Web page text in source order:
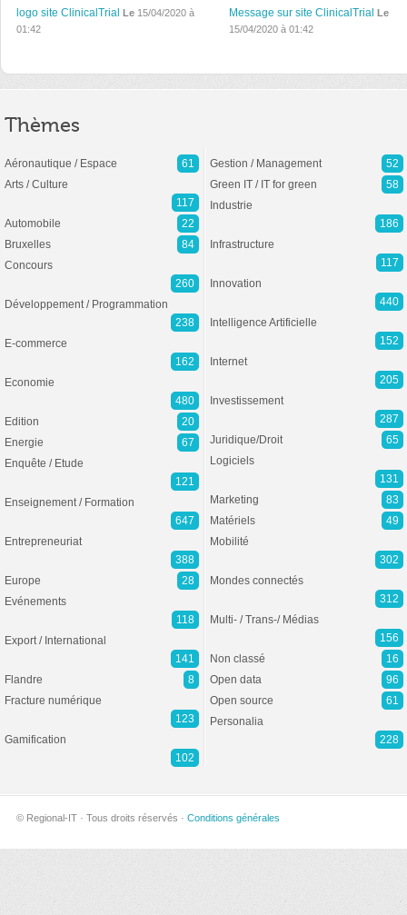
logo site ClinicalTrial Le 15/04/2020 à
01:42
Message sur site ClinicalTrial Le
15/04/2020 à 01:42
Thèmes
Aéronautique / Espace
61
Arts / Culture
117
Automobile
22
Bruxelles
84
Concours
260
Développement / Programmation
238
E-commerce
162
Economie
480
Edition
20
Energie
67
Enquête / Etude
121
Enseignement / Formation
647
Entrepreneuriat
388
Europe
28
Evénements
118
Export / International
141
Flandre
8
Fracture numérique
123
Gamification
102
Gestion / Management
52
Green IT / IT for green
58
Industrie
186
Infrastructure
117
Innovation
440
Intelligence Artificielle
152
Internet
205
Investissement
287
Juridique/Droit
65
Logiciels
131
Marketing
83
Matériels
49
Mobilité
302
Mondes connectés
312
Multi- / Trans-/ Médias
156
Non classé
16
Open data
96
Open source
61
Personalia
228
© Regional-IT · Tous droits réservés · Conditions générales